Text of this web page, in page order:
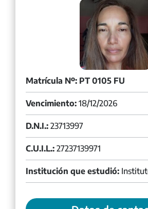
Matrícula Nº: PT 0105 FU
Vencimiento: 18/12/2026
D.N.I.: 23713997
C.U.I.L.: 27237139971
Institución que estudió: